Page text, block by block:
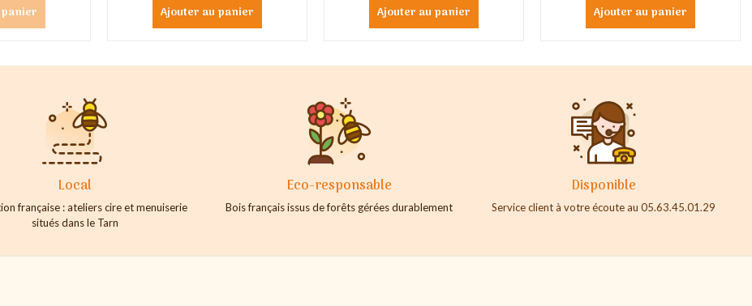
Ajouter au panier Ajouter au panier Ajouter au panier
Local
française : ateliers cire et menuiserie
situés dans le Tarn
Eco-responsable
Bois français issus de forêts gérées durablement
Disponible
Service client à votre écoute au 05.63.45.01.29